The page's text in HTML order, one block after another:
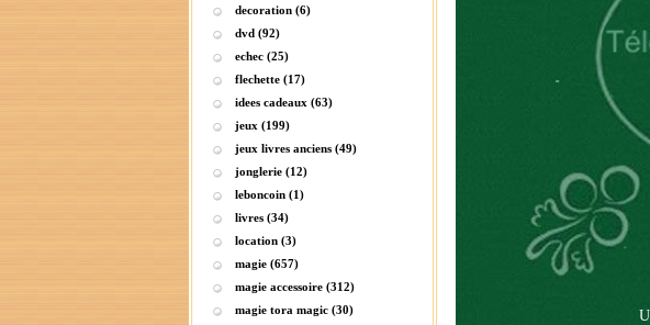
decoration (6)
dvd (92)
echec (25)
flechette (17)
idees cadeaux (63)
jeux (199)
jeux livres anciens (49)
jonglerie (12)
leboncoin (1)
livres (34)
location (3)
magie (657)
magie accessoire (312)
magie tora magic (30)